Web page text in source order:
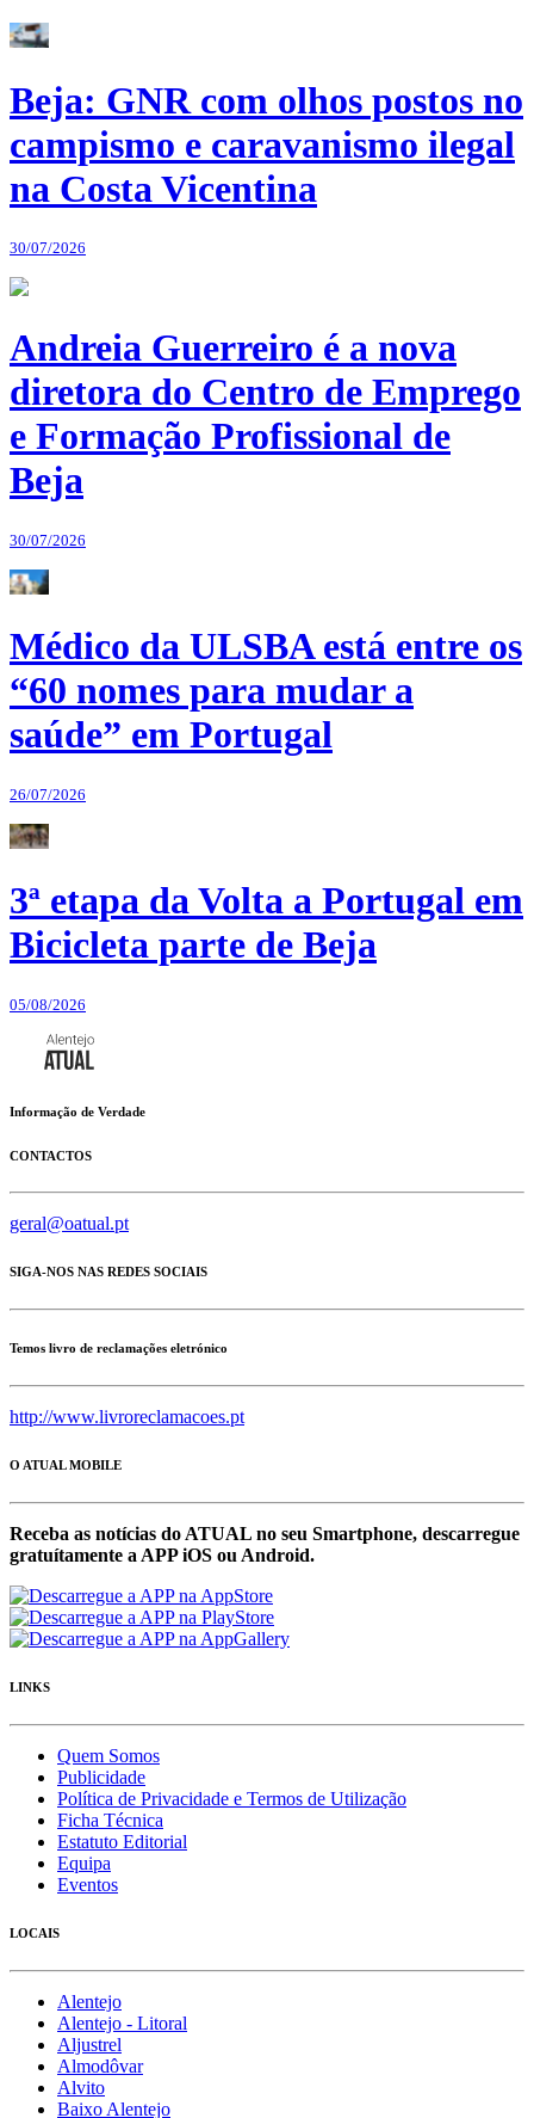
Beja: GNR com olhos postos no
campismo e caravanismo ilegal
na Costa Vicentina
30/07/2026
Andreia Guerreiro é a nova
diretora do Centro de Emprego
e Formação Profissional de
Beja
30/07/2026
Médico da ULSBA está entre os
“60 nomes para mudar a
saúde” em Portugal
26/07/2026
3ª etapa da Volta a Portugal em
Bicicleta parte de Beja
05/08/2026
Informação de Verdade
CONTACTOS
geral@oatual.pt
SIGA-NOS NAS REDES SOCIAIS
Temos livro de reclamações eletrónico
http://www.livroreclamacoes.pt
O ATUAL MOBILE
Receba as notícias do ATUAL no seu Smartphone, descarregue
gratuítamente a APP iOS ou Android.
LINKS
Quem Somos
Publicidade
Política de Privacidade e Termos de Utilização
Ficha Técnica
Estatuto Editorial
Equipa
Eventos
LOCAIS
Alentejo
Alentejo - Litoral
Aljustrel
Almodôvar
Alvito
Baixo Alentejo